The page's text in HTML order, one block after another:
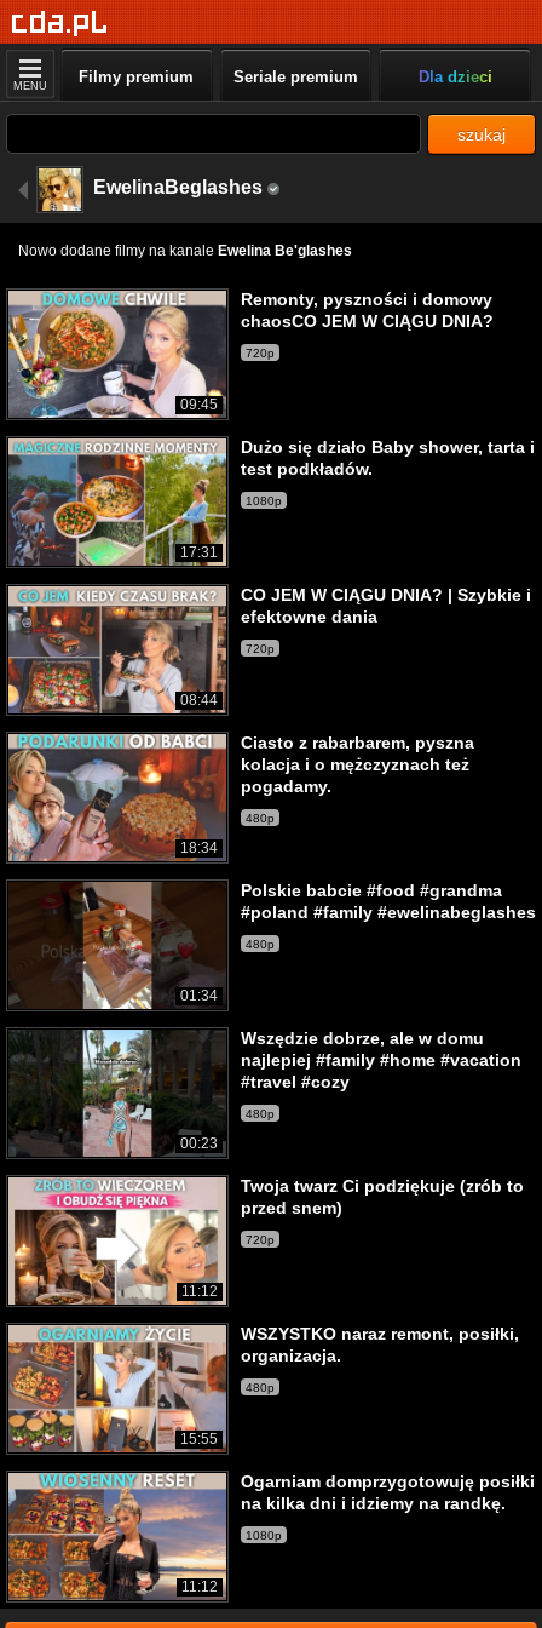
MENU Filmy premium Seriale premium Dla dzieci
szukaj
EwelinaBeglashes
Nowo dodane filmy na kanale Ewelina Be'glashes
09:45
Remonty, pyszności i domowy
chaosCO JEM W CIĄGU DNIA?
720p
17:31
Dużo się działo Baby shower, tarta i
test podkładów.
1080p
08:44
CO JEM W CIĄGU DNIA? | Szybkie i
efektowne dania
720p
18:34
Ciasto z rabarbarem, pyszna
kolacja i o mężczyznach też
pogadamy.
480p
01:34
Polskie babcie #food #grandma
#poland #family #ewelinabeglashes
480p
00:23
Wszędzie dobrze, ale w domu
najlepiej #family #home #vacation
#travel #cozy
480p
11:12
Twoja twarz Ci podziękuje (zrób to
przed snem)
720p
15:55
WSZYSTKO naraz remont, posiłki,
organizacja.
480p
11:12
Ogarniam domprzygotowuję posiłki
na kilka dni i idziemy na randkę.
1080p